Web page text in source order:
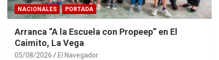
NACIONALES PORTADA
Arranca “A la Escuela con Propeep” en El
Caimito, La Vega
05/08/2026 El Navegador